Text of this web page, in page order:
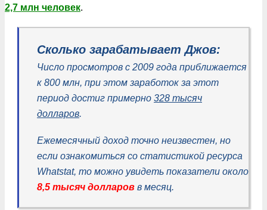
2,7 млн человек.
Сколько зарабатывает Джов:
Число просмотров с 2009 года приближается
к 800 млн, при этом заработок за этот
период достиг примерно 328 тысяч
долларов.
Ежемесячный доход точно неизвестен, но
если ознакомиться со статистикой ресурса
Whatstat, то можно увидеть показатели около
8,5 тысяч долларов в месяц.